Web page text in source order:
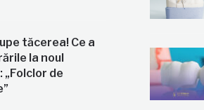
tăcerea! Ce a
la noul
de